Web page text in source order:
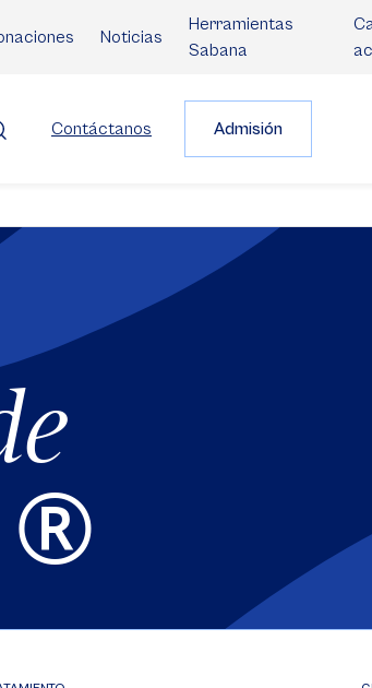
Noticias
Herramientas
Sabana
Contáctanos Admisión
®